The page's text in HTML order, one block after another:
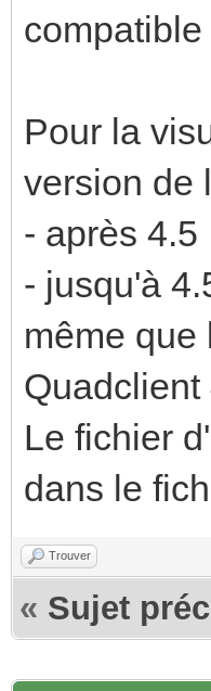
Pour la
version de
- après 4.5
- jusqu'à
même
Quadclient
Le fichier
dans le
Trouver
« Sujet